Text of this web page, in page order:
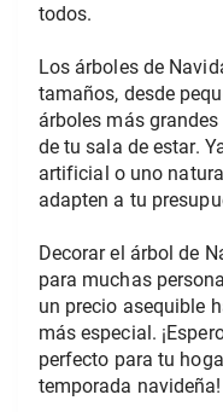
todos.
Los árboles de
tamaños, desde
árboles más
de tu sala de estar.
artificial o uno
adapten a tu
Decorar el árbol de
para muchas
un precio asequible
más especial.
perfecto para tu
temporada navideña!